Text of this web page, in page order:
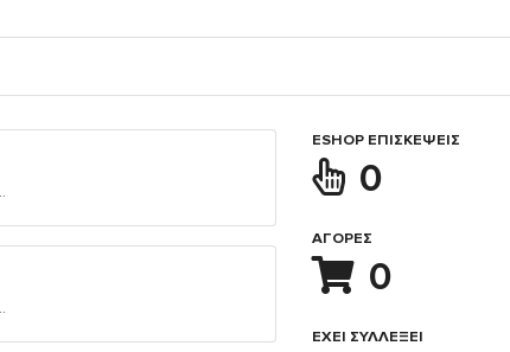
ESHOP ΕΠΙΣΚΈΨΕΙΣ
0
ΑΓΟΡΈΣ
0
ΈΧΕΙ ΣΥΛΛΈΞΕΙ